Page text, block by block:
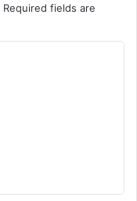
Required fields are